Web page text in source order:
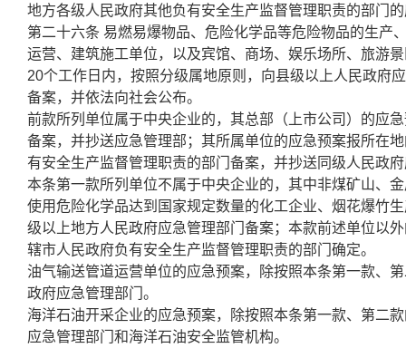
地方各级人民政府其他负有安全生产监督管理职责的部门
第二十六条 易燃易爆物品、危险化学品等危险物品的生产
运营、建筑施工单位，以及宾馆、商场、娱乐场所、旅游
20个工作日内，按照分级属地原则，向县级以上人民政府
备案，并依法向社会公布。
前款所列单位属于中央企业的，其总部（上市公司）的应
备案，并抄送应急管理部；其所属单位的应急预案报所在
有安全生产监督管理职责的部门备案，并抄送同级人民政
本条第一款所列单位不属于中央企业的，其中非煤矿山、
使用危险化学品达到国家规定数量的化工企业、烟花爆竹
级以上地方人民政府应急管理部门备案；本款前述单位以
辖市人民政府负有安全生产监督管理职责的部门确定。
油气输送管道运营单位的应急预案，除按照本条第一款、
政府应急管理部门。
海洋石油开采企业的应急预案，除按照本条第一款、第二
应急管理部门和海洋石油安全监管机构。